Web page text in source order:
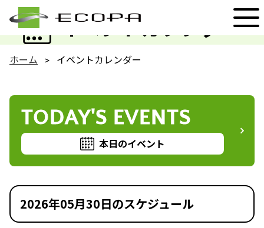
イベントカレンダー
EVENT
ホーム イベントカレンダー
TODAY'S EVENTS
本日のイベント
2026年05月30日のスケジュール